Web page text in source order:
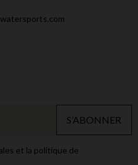
S’ABONNER
et la politique de